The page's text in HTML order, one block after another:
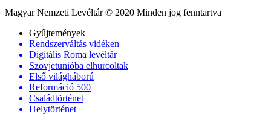
Magyar Nemzeti Levéltár © 2020 Minden jog fenntartva
Gyűjtemények
Rendszerváltás vidéken
Digitális Roma levéltár
Szovjetunióba elhurcoltak
Első világháború
Reformáció 500
Családtörténet
Helytörténet